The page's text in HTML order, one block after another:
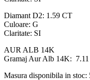
Diamant D2: 1.59 CT
Culoare: G
Claritate: SI
AUR ALB 14K
Gramaj Aur Alb 14K:
Masura disponibila in stoc: